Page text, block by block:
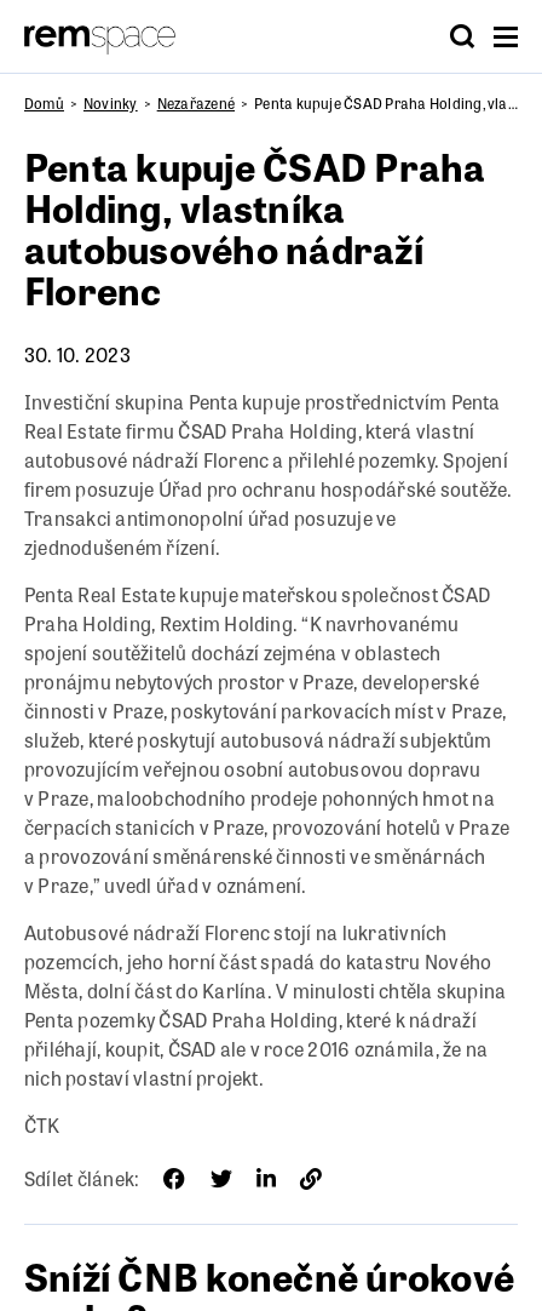
Domů Novinky Nezařazené Penta kupuje ČSAD Praha Holding, vlastníka autobusového nádraží Florenc
Penta kupuje ČSAD Praha
Holding, vlastníka
autobusového nádraží
Florenc
30. 10. 2023
Investiční skupina Penta kupuje prostřednictvím Penta
Real Estate firmu ČSAD Praha Holding, která vlastní
autobusové nádraží Florenc a přilehlé pozemky. Spojení
firem posuzuje Úřad pro ochranu hospodářské soutěže.
Transakci antimonopolní úřad posuzuje ve
zjednodušeném řízení.
Penta Real Estate kupuje mateřskou společnost ČSAD
Praha Holding, Rextim Holding. “K navrhovanému
spojení soutěžitelů dochází zejména v oblastech
pronájmu nebytových prostor v Praze, developerské
činnosti v Praze, poskytování parkovacích míst v Praze,
služeb, které poskytují autobusová nádraží subjektům
provozujícím veřejnou osobní autobusovou dopravu
v Praze, maloobchodního prodeje pohonných hmot na
čerpacích stanicích v Praze, provozování hotelů v Praze
a provozování směnárenské činnosti ve směnárnách
v Praze,” uvedl úřad v oznámení.
Autobusové nádraží Florenc stojí na lukrativních
pozemcích, jeho horní část spadá do katastru Nového
Města, dolní část do Karlína. V minulosti chtěla skupina
Penta pozemky ČSAD Praha Holding, které k nádraží
přiléhají, koupit, ČSAD ale v roce 2016 oznámila, že na
nich postaví vlastní projekt.
ČTK
Sdílet článek:
Sníží ČNB konečně úrokové